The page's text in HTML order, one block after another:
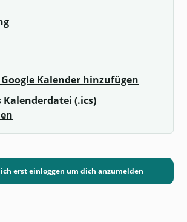
Kalender hinzufügen
Kalenderdatei (.ics)
erst einloggen um dich anzumelden